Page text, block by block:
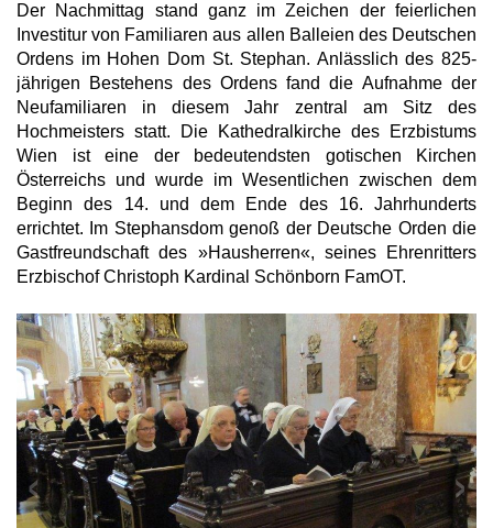
Der Nachmittag stand ganz im Zeichen der feierlichen
Investitur von Familiaren aus allen Balleien des Deutschen
Ordens im Hohen Dom St. Stephan. Anlässlich des 825-
jährigen Bestehens des Ordens fand die Aufnahme der
Neufamiliaren in diesem Jahr zentral am Sitz des
Hochmeisters statt. Die Kathedralkirche des Erzbistums
Wien ist eine der bedeutendsten gotischen Kirchen
Österreichs und wurde im Wesentlichen zwischen dem
Beginn des 14. und dem Ende des 16. Jahrhunderts
errichtet. Im Stephansdom genoß der Deutsche Orden die
Gastfreundschaft des »Hausherren«, seines Ehrenritters
Erzbischof Christoph Kardinal Schönborn FamOT.